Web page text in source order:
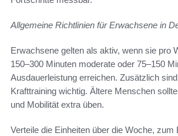
Allgemeine Richtlinien für Erwachsene in
Erwachsene gelten als aktiv, wenn sie pro
150–300 Minuten moderate oder 75–150
Ausdauerleistung erreichen. Zusätzlich
Krafttraining wichtig. Ältere Menschen
und Mobilität extra üben.
Verteile die Einheiten über die Woche, zum